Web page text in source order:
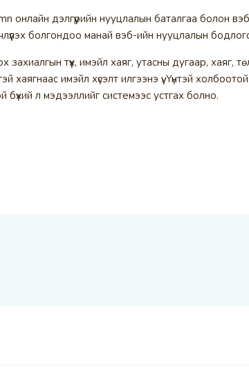
дэлгүүрийн нууцлалын баталгаа болон
болгондоо манай вэб-ийн нууцлалын
захиалгын түүх, имэйл хаяг, утасны дугаар,
хаягнаас имэйл хүсэлт илгээнэ үү. Үүнтэй
бүхий л мэдээллийг системээс устгах болно.